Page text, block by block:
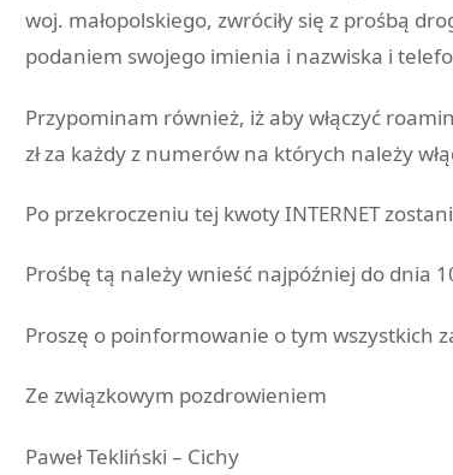
woj. małopolskiego, zwróciły się z prośbą
podaniem swojego imienia i nazwiska i
Przypominam również, iż aby włączyć
zł za każdy z numerów na których należy
Po przekroczeniu tej kwoty INTERNET
Prośbę tą należy wnieść najpóźniej do dnia
Proszę o poinformowanie o tym wszystkich
Ze związkowym pozdrowieniem
Paweł Tekliński – Cichy